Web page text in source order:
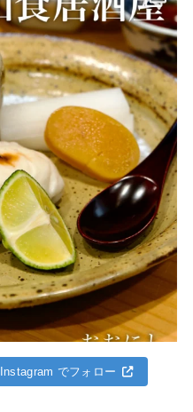
Instagram でフォロー